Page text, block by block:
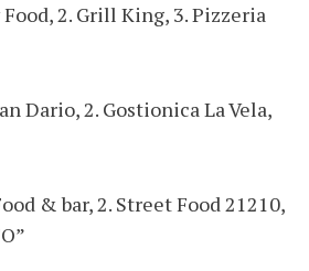
Food, 2. Grill King, 3. Pizzeria
Dario, 2. Gostionica La Vela,
& bar, 2. Street Food 21210,